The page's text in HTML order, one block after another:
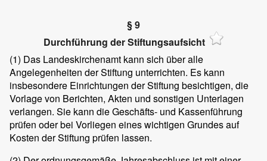
§ 9
Durchführung der Stiftungsaufsicht
(1) Das Landeskirchenamt kann sich über alle
Angelegenheiten der Stiftung unterrichten. Es kann
insbesondere Einrichtungen der Stiftung besichtigen, die
Vorlage von Berichten, Akten und sonstigen Unterlagen
verlangen. Sie kann die Geschäfts- und Kassenführung
prüfen oder bei Vorliegen eines wichtigen Grundes auf
Kosten der Stiftung prüfen lassen.